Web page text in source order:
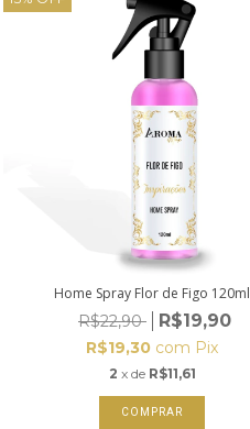
Home Spray Flor de Figo 120ml
R$22,90 R$19,90
R$19,30 com Pix
2 x de R$11,61